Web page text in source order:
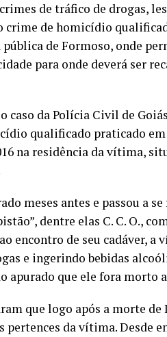
de tráfico de drogas,
de homicídio
de Formoso, onde
para onde deverá ser
caso da Polícia Civil de
qualificado praticado
na residência da vítima,
meses antes e passou a
dentre elas C. C. O.,
encontro de seu cadáver, a
e ingerindo bebidas
apurado que ele fora morto
que logo após a morte de
da vítima. Desde